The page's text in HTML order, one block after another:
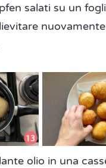
salati su un
olio in una